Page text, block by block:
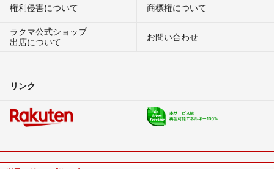
権利侵害について
商標権について
ラクマ公式ショップ
出店について
お問い合わせ
リンク